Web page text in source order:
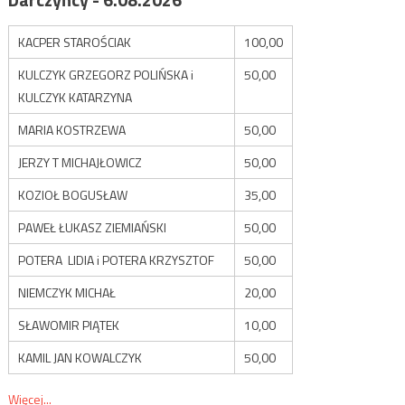
KACPER STAROŚCIAK
100,00
KULCZYK GRZEGORZ POLIŃSKA i
KULCZYK KATARZYNA
50,00
MARIA KOSTRZEWA
50,00
JERZY T MICHAJŁOWICZ
50,00
KOZIOŁ BOGUSŁAW
35,00
PAWEŁ ŁUKASZ ZIEMIAŃSKI
50,00
POTERA LIDIA i POTERA KRZYSZTOF
50,00
NIEMCZYK MICHAŁ
20,00
SŁAWOMIR PIĄTEK
10,00
KAMIL JAN KOWALCZYK
50,00
Więcej...